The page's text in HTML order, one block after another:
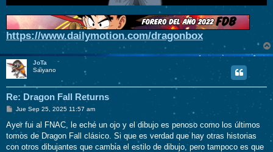
https://www.dailymotion.com/dragonbox
JoTa
Saiyano
Re: Dragon Fall Returns
M
n
s
a
j
Jue Sep 25, 2025 11:57 am
Ayer fui al FNAC, le eché un ojo y el dibujo es penoso como los últimos
tomos de Dragon Fall clásico. Si que es verdad que hay otras historias
con otros dibujantes que cambia el estilo de dibujo, pero tampoco es que